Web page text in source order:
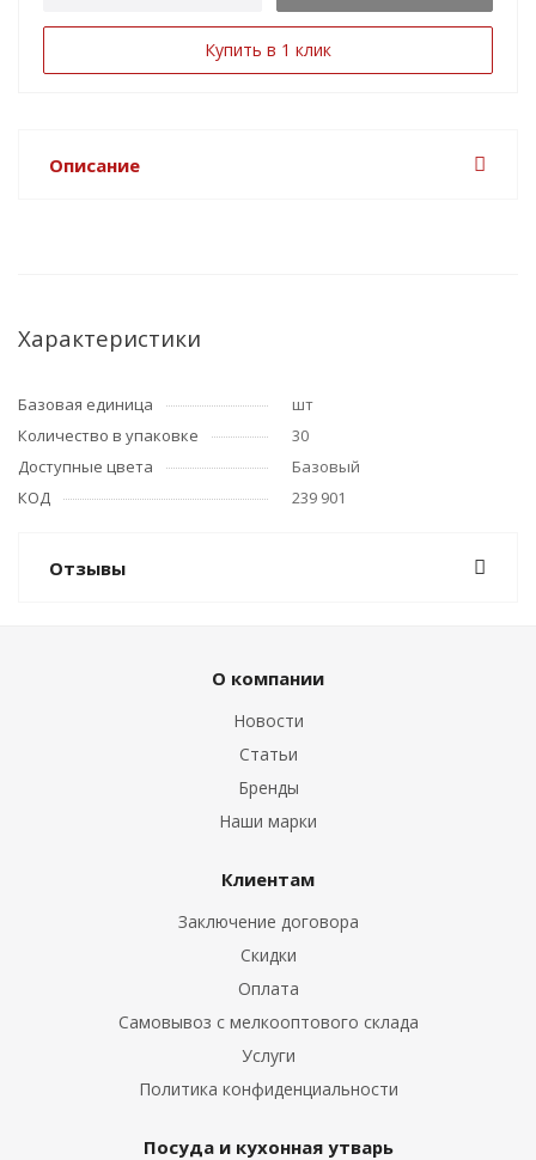
Купить в 1 клик
Описание
Характеристики
Базовая единица
шт
Количество в упаковке
30
Доступные цвета
Базовый
КОД
239 901
Отзывы
О компании
Новости
Статьи
Бренды
Наши марки
Клиентам
Заключение договора
Скидки
Оплата
Самовывоз с мелкооптового склада
Услуги
Политика конфиденциальности
Посуда и кухонная утварь